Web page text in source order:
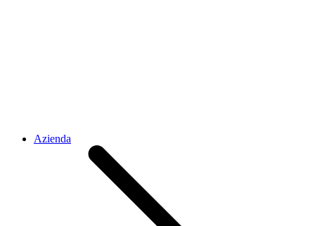
Azienda